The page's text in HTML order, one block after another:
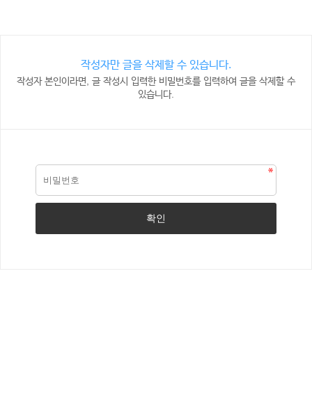
작성자만 글을 삭제할 수 있습니다.
작성자 본인이라면, 글 작성시 입력한 비밀번호를 입력하여 글을 삭제할 수
있습니다.